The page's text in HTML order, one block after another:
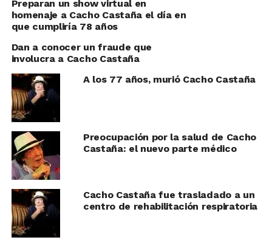
Preparan un show virtual en
homenaje a Cacho Castaña el día en
que cumpliría 78 años
Dan a conocer un fraude que
involucra a Cacho Castaña
A los 77 años, murió Cacho Castaña
Preocupación por la salud de Cacho
Castaña: el nuevo parte médico
Cacho Castaña fue trasladado a un
centro de rehabilitación respiratoria